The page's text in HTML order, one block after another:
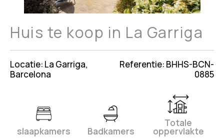
Huis te koop in La Garriga
Locatie: La Garriga,
Barcelona
Referentie: BHHS-BCN-
0885
slaapkamers
Badkamers
Totale
oppervlakte